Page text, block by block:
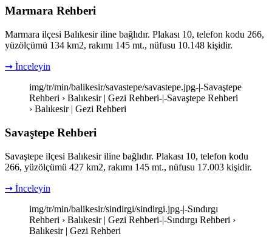
Marmara Rehberi
Marmara ilçesi Balıkesir iline bağlıdır. Plakası 10, telefon kodu 266,
yüzölçümü 134 km2, rakımı 145 mt., nüfusu 10.148 kişidir.
➞ İnceleyin
img/tr/min/balikesir/savastepe/savastepe.jpg-|-Savaştepe
Rehberi › Balıkesir | Gezi Rehberi-|-Savaştepe Rehberi
› Balıkesir | Gezi Rehberi
Savaştepe Rehberi
Savaştepe ilçesi Balıkesir iline bağlıdır. Plakası 10, telefon kodu
266, yüzölçümü 427 km2, rakımı 145 mt., nüfusu 17.003 kişidir.
➞ İnceleyin
img/tr/min/balikesir/sindirgi/sindirgi.jpg-|-Sındırgı
Rehberi › Balıkesir | Gezi Rehberi-|-Sındırgı Rehberi ›
Balıkesir | Gezi Rehberi